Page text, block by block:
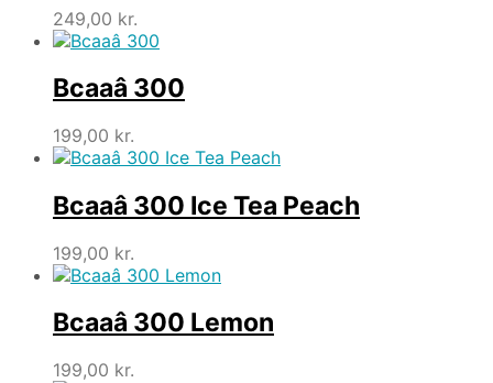
249,00 kr.
Bcaaâ 300
199,00 kr.
Bcaaâ 300 Ice Tea Peach
199,00 kr.
Bcaaâ 300 Lemon
199,00 kr.